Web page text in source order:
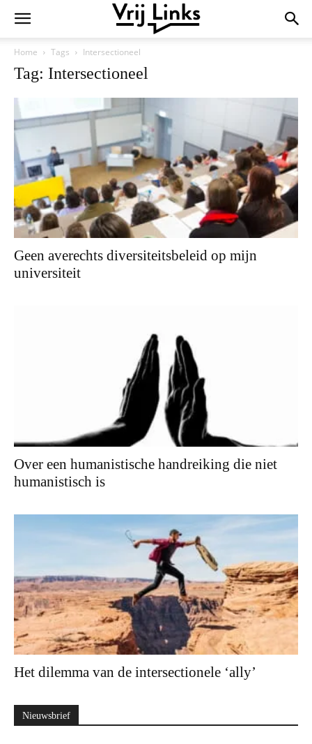
Home Tags Intersectioneel
Tag: Intersectioneel
Geen averechts diversiteitsbeleid op mijn
universiteit
Over een humanistische handreiking die niet
humanistisch is
Het dilemma van de intersectionele ‘ally’
Nieuwsbrief